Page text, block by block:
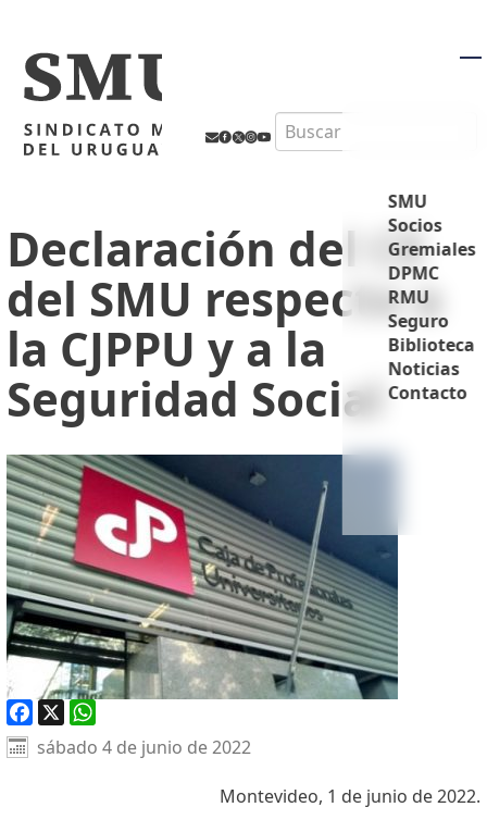
Search
SMU
Socios
Gremiales
DPMC
RMU
Seguro
Biblioteca
Noticias
Contacto
Declaración del CE
del SMU respecto a
la CJPPU y a la
Seguridad Social
Facebook
X WhatsApp
sábado 4 de junio de 2022
Montevideo, 1 de junio de 2022.